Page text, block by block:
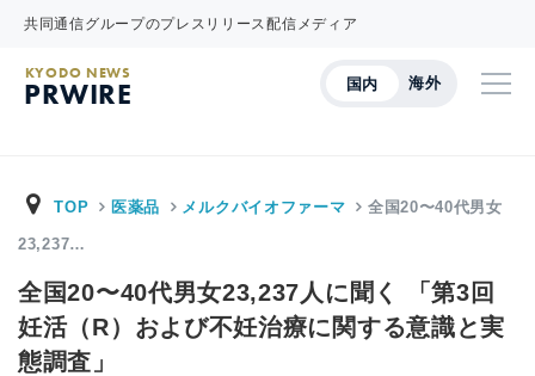
共同通信グループのプレスリリース配信メディア
国内 海外
KYODO NEWS
PRWIRE
TOP 医薬品 メルクバイオファーマ 全国20〜40代男女
23,237…
全国20〜40代男女23,237人に聞く 「第3回
妊活（R）および不妊治療に関する意識と実
態調査」